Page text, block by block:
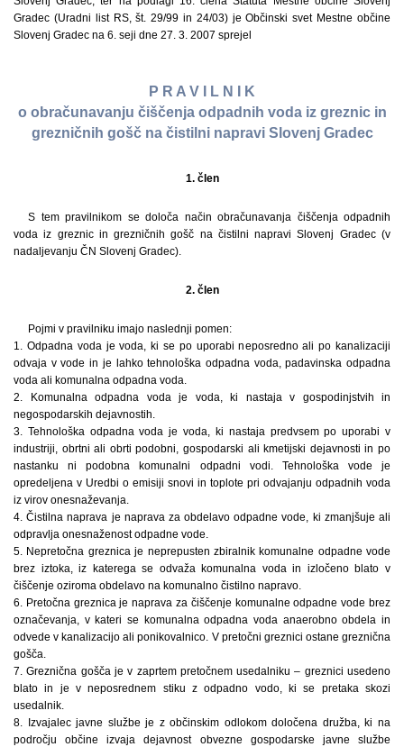
Gradec (Uradni list RS, št. 29/99 in 24/03) je Občinski svet Mestne občine
Slovenj Gradec na 6. seji dne 27. 3. 2007 sprejel
P R A V I L N I K
o obračunavanju čiščenja odpadnih voda iz greznic in
grezničnih gošč na čistilni napravi Slovenj Gradec
1. člen
S tem pravilnikom se določa način obračunavanja čiščenja odpadnih
voda iz greznic in grezničnih gošč na čistilni napravi Slovenj Gradec (v
nadaljevanju ČN Slovenj Gradec).
2. člen
Pojmi v pravilniku imajo naslednji pomen:
1. Odpadna voda je voda, ki se po uporabi neposredno ali po kanalizaciji
odvaja v vode in je lahko tehnološka odpadna voda, padavinska odpadna
voda ali komunalna odpadna voda.
2. Komunalna odpadna voda je voda, ki nastaja v gospodinjstvih in
negospodarskih dejavnostih.
3. Tehnološka odpadna voda je voda, ki nastaja predvsem po uporabi v
industriji, obrtni ali obrti podobni, gospodarski ali kmetijski dejavnosti in po
nastanku ni podobna komunalni odpadni vodi. Tehnološka vode je
opredeljena v Uredbi o emisiji snovi in toplote pri odvajanju odpadnih voda
iz virov onesnaževanja.
4. Čistilna naprava je naprava za obdelavo odpadne vode, ki zmanjšuje ali
odpravlja onesnaženost odpadne vode.
5. Nepretočna greznica je neprepusten zbiralnik komunalne odpadne vode
brez iztoka, iz katerega se odvaža komunalna voda in izločeno blato v
čiščenje oziroma obdelavo na komunalno čistilno napravo.
6. Pretočna greznica je naprava za čiščenje komunalne odpadne vode brez
označevanja, v kateri se komunalna odpadna voda anaerobno obdela in
odvede v kanalizacijo ali ponikovalnico. V pretočni greznici ostane greznična
gošča.
7. Greznična gošča je v zaprtem pretočnem usedalniku – greznici usedeno
blato in je v neposrednem stiku z odpadno vodo, ki se pretaka skozi
usedalnik.
8. Izvajalec javne službe je z občinskim odlokom določena družba, ki na
področju občine izvaja dejavnost obvezne gospodarske javne službe